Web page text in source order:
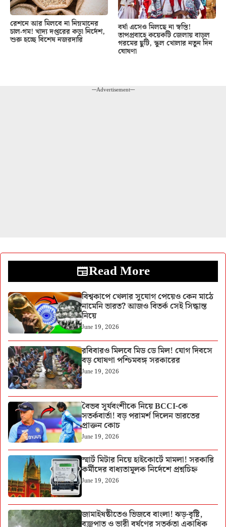
রেশনে আর মিলবে না নিম্নমানের
চাল-গম! খাদ্য দপ্তরের কড়া নির্দেশ,
শুরু হচ্ছে বিশেষ নজরদারি
বর্ষা এসেও মিলছে না স্বস্তি!
তাপপ্রবাহে কয়েকটি জেলায় বাড়ল
গরমের ছুটি, স্কুল খোলার নতুন দিন
ঘোষণা
---Advertisement---
Read More
বিশ্বকাপে খেলার সুযোগ পেয়েও কেন মাঠে
নামেনি ভারত? আজও বিতর্ক সেই সিদ্ধান্ত
নিয়ে
June 19, 2026
রবিবারও মিলবে মিড ডে মিল! যোগ দিবসে
বড় ঘোষণা পশ্চিমবঙ্গ সরকারের
June 19, 2026
বৈভব সূর্যবংশীকে নিয়ে BCCI-কে
সতর্কবার্তা! বড় পরামর্শ দিলেন ভারতের
প্রাক্তন কোচ
June 19, 2026
স্মার্ট মিটার নিয়ে হাইকোর্টে মামলা! সরকারি
কর্মীদের বাধ্যতামূলক নির্দেশে প্রশ্নচিহ্ন
June 19, 2026
জামাইষষ্ঠীতেও ভিজবে বাংলা! ঝড়-বৃষ্টি,
বজ্রপাত ও ভারী বর্ষণের সতর্কতা একাধিক